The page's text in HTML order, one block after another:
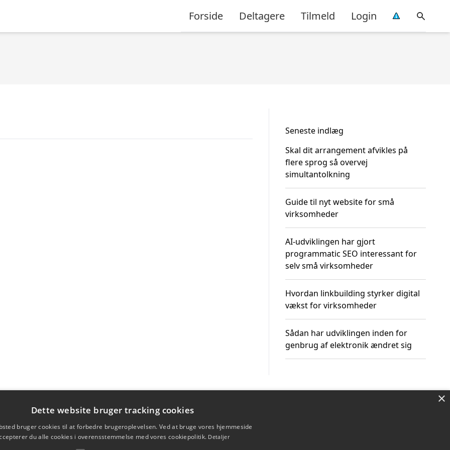
Forside Deltagere Tilmeld Login
Seneste indlæg
Skal dit arrangement afvikles på
flere sprog så overvej
simultantolkning
Guide til nyt website for små
virksomheder
AI-udviklingen har gjort
programmatic SEO interessant for
selv små virksomheder
Hvordan linkbuilding styrker digital
vækst for virksomheder
Sådan har udviklingen inden for
genbrug af elektronik ændret sig
×
Dette website bruger tracking cookies
bruger cookies til at forbedre brugeroplevelsen. Ved at bruge vores hjemmeside
du alle cookies i overensstemmelse med vores cookiepolitik. Detaljer